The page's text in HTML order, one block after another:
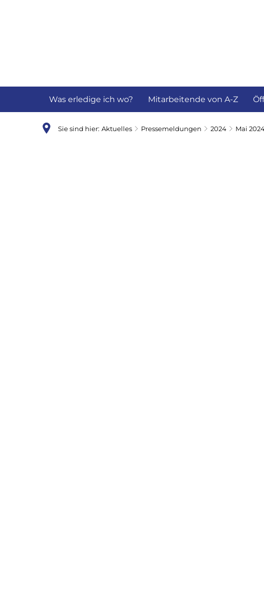
Was erledige ich wo? Mitarbeitende von A-Z
Sie sind hier: Aktuelles Pressemeldungen 2024 Mai